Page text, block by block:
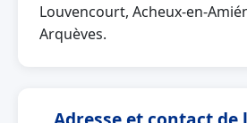
Louvencourt, Acheux-en-
Arquèves.